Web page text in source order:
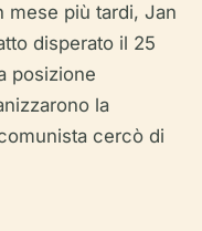
mese più tardi, Jan
disperato il 25
posizione
la
cercò di